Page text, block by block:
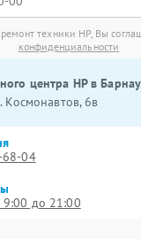
техники HP, Вы
конфиденциальности
центра HP в
Космонавтов, 6в
68-04
9:00 до 21:00